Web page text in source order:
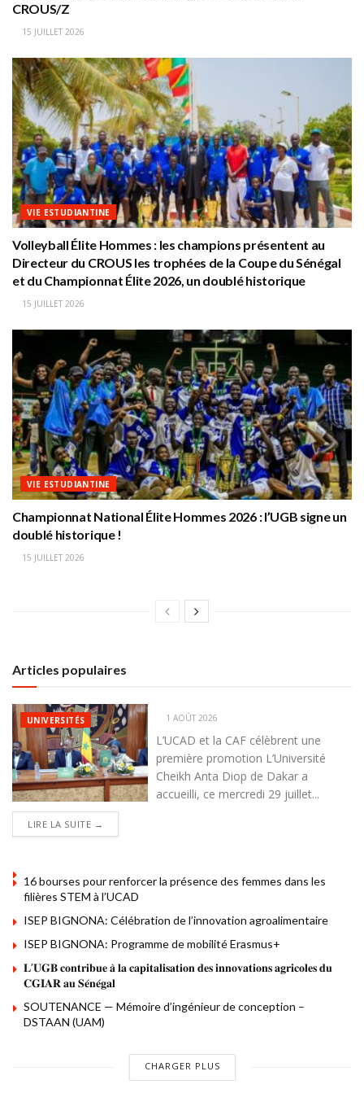
CROUS/Z
15 JUILLET 2026
VIE ESTUDIANTINE
Volleyball Élite Hommes : les champions présentent au
Directeur du CROUS les trophées de la Coupe du Sénégal
et du Championnat Élite 2026, un doublé historique
15 JUILLET 2026
VIE ESTUDIANTINE
Championnat National Élite Hommes 2026 : l’UGB signe un
doublé historique !
15 JUILLET 2026
Articles populaires
UNIVERSITÉS 1 AOÛT 2026
L’UCAD et la CAF célèbrent une
première promotion L’Université
Cheikh Anta Diop de Dakar a
accueilli, ce mercredi 29 juillet...
LIRE LA SUITE →
16 bourses pour renforcer la présence des femmes dans les
filières STEM à l’UCAD
ISEP BIGNONA: Célébration de l’innovation agroalimentaire
ISEP BIGNONA: Programme de mobilité Erasmus+
𝐋’𝐔𝐆𝐁 𝐜𝐨𝐧𝐭𝐫𝐢𝐛𝐮𝐞 𝐚̀ 𝐥𝐚 𝐜𝐚𝐩𝐢𝐭𝐚𝐥𝐢𝐬𝐚𝐭𝐢𝐨𝐧 𝐝𝐞𝐬 𝐢𝐧𝐧𝐨𝐯𝐚𝐭𝐢𝐨𝐧𝐬 𝐚𝐠𝐫𝐢𝐜𝐨𝐥𝐞𝐬 𝐝𝐮
𝐂𝐆𝐈𝐀𝐑 𝐚𝐮 𝐒𝐞́𝐧𝐞́𝐠𝐚𝐥
SOUTENANCE — Mémoire d’ingénieur de conception –
DSTAAN (UAM)
CHARGER PLUS